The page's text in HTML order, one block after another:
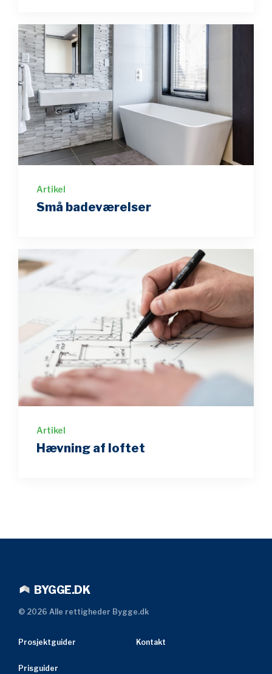
Artikel
Små badeværelser
Artikel
Hævning af loftet
BYGGE.DK
© 2026 Alle rettigheder Bygge.dk
Prosjektguider
Prisguider
Kontakt